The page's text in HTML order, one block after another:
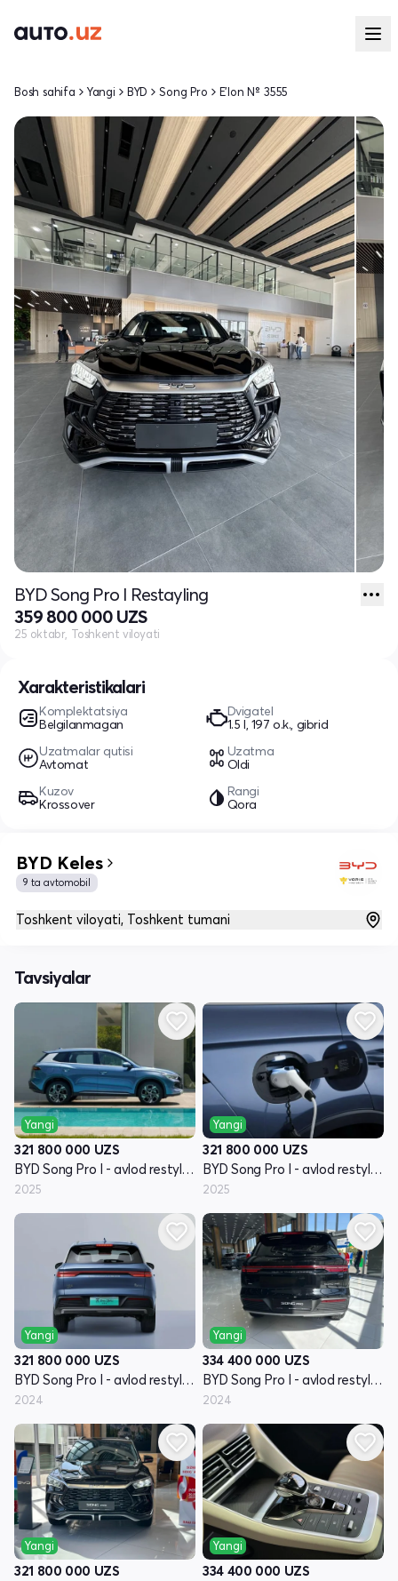
Xarakteristikalari
Komplektatsiya
Belgilanmagan
Dvigatel
1.5 l, 197 o.k., gibrid
Uzatmalar qutisi
Avtomat
Uzatma
Oldi
Kuzov
Krossover
Rangi
Qora
Bosh sahifa Yangi BYD Song Pro E'lon № 3555
BYD Song Pro I Restayling
359 800 000 UZS
25 oktabr, Toshkent viloyati
BYD Keles
9 ta avtomobil
Toshkent viloyati, Toshkent tumani
Tavsiyalar
Yangi
321 800 000 UZS
BYD Song Pro I - avlod restyling
2025
Yangi
321 800 000 UZS
BYD Song Pro I - avlod restyling
2025
Yangi
321 800 000 UZS
BYD Song Pro I - avlod restyling
2024
Yangi
334 400 000 UZS
BYD Song Pro I - avlod restyling
2024
Yangi
321 800 000 UZS
Yangi
334 400 000 UZS